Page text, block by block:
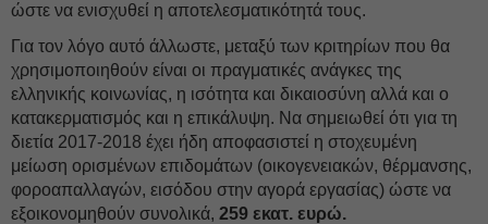
ώστε να ενισχυθεί η αποτελεσματικότητά τους.
Για τον λόγο αυτό άλλωστε, μεταξύ των κριτηρίων που θα
χρησιμοποιηθούν είναι οι πραγματικές ανάγκες της
ελληνικής κοινωνίας, η ισότητα και δικαιοσύνη αλλά και ο
κατακερματισμός και η επικάλυψη. Να σημειωθεί ότι για τη
διετία 2017-2018 έχει ήδη αποφασιστεί η στοχευμένη
μείωση ορισμένων επιδομάτων (οικογενειακών, θέρμανσης,
φοροαπαλλαγών, εισόδου στην αγορά εργασίας) ώστε να
εξοικονομηθούν συνολικά, 259 εκατ. ευρώ.